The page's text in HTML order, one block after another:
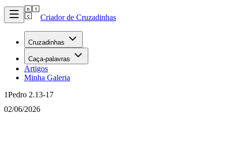
Criador de Cruzadinhas
Cruzadinhas
Caça-palavras
Artigos
Minha Galeria
1Pedro 2.13-17
02/06/2026